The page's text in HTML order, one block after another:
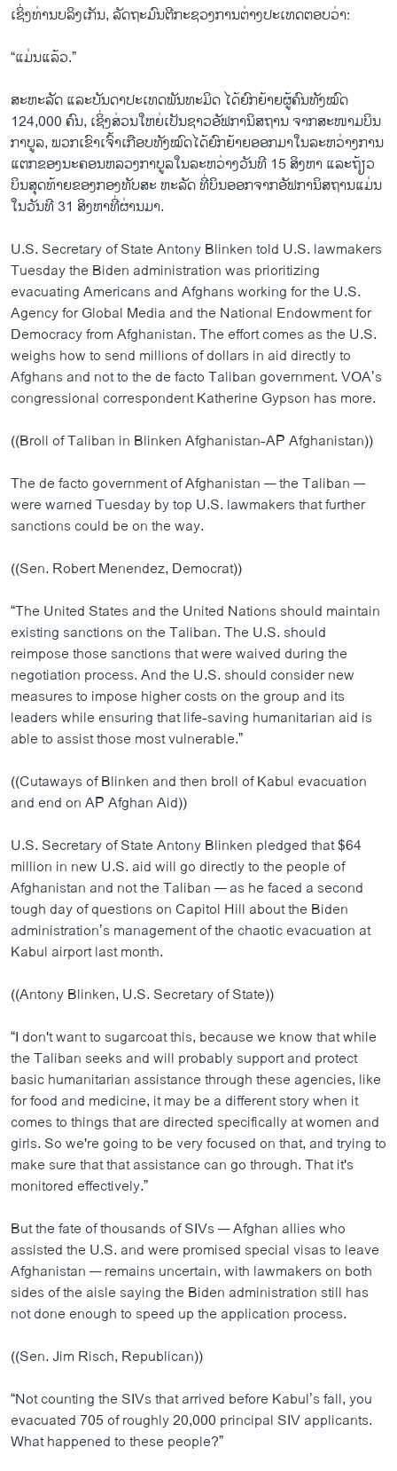
ເຊິ່ງທ່ານບລິງເກັນ, ລັດຖະມົນຕີກະຊວງການຕ່າງປະເທດຕອບວ່າ:
“ແມ່ນແລ້ວ.”
ສະຫະລັດ ແລະບັນດາປະເທດພັນທະມິດ ໄດ້ຍົກຍ້າຍຜູ້ຄົນທັງໝົດ
124,000 ຄົນ, ເຊິ່ງສ່ວນໃຫຍ່ເປັນຊາວອັຟການິສຖານ ຈາກສະໜາມບິນ
ກາບູລ, ພວກເຂົາເຈົ້າເກືອບທັງໝົດໄດ້ຍົກຍ້າຍອອກມາໃນລະຫວ່າງການ
ແຕກຂອງນະຄອນຫລວງກາບູລໃນລະຫວ່າງວັນທີ 15 ສິງຫາ ແລະຖ້ຽວ
ບິນສຸດທ້າຍຂອງກອງທັບສະ ຫະລັດ ທີ່ບິນອອກຈາກອັຟການິສຖານແມ່ນ
ໃນວັນທີ 31 ສິງຫາທີ່ຜ່ານມາ.
U.S. Secretary of State Antony Blinken told U.S. lawmakers
Tuesday the Biden administration was prioritizing
evacuating Americans and Afghans working for the U.S.
Agency for Global Media and the National Endowment for
Democracy from Afghanistan. The effort comes as the U.S.
weighs how to send millions of dollars in aid directly to
Afghans and not to the de facto Taliban government. VOA’s
congressional correspondent Katherine Gypson has more.
((Broll of Taliban in Blinken Afghanistan-AP Afghanistan))
The de facto government of Afghanistan — the Taliban —
were warned Tuesday by top U.S. lawmakers that further
sanctions could be on the way.
((Sen. Robert Menendez, Democrat))
“The United States and the United Nations should maintain
existing sanctions on the Taliban. The U.S. should
reimpose those sanctions that were waived during the
negotiation process. And the U.S. should consider new
measures to impose higher costs on the group and its
leaders while ensuring that life-saving humanitarian aid is
able to assist those most vulnerable.”
((Cutaways of Blinken and then broll of Kabul evacuation
and end on AP Afghan Aid))
U.S. Secretary of State Antony Blinken pledged that $64
million in new U.S. aid will go directly to the people of
Afghanistan and not the Taliban — as he faced a second
tough day of questions on Capitol Hill about the Biden
administration’s management of the chaotic evacuation at
Kabul airport last month.
((Antony Blinken, U.S. Secretary of State))
“I don't want to sugarcoat this, because we know that while
the Taliban seeks and will probably support and protect
basic humanitarian assistance through these agencies, like
for food and medicine, it may be a different story when it
comes to things that are directed specifically at women and
girls. So we're going to be very focused on that, and trying to
make sure that that assistance can go through. That it's
monitored effectively.”
But the fate of thousands of SIVs — Afghan allies who
assisted the U.S. and were promised special visas to leave
Afghanistan — remains uncertain, with lawmakers on both
sides of the aisle saying the Biden administration still has
not done enough to speed up the application process.
((Sen. Jim Risch, Republican))
“Not counting the SIVs that arrived before Kabul’s fall, you
evacuated 705 of roughly 20,000 principal SIV applicants.
What happened to these people?”